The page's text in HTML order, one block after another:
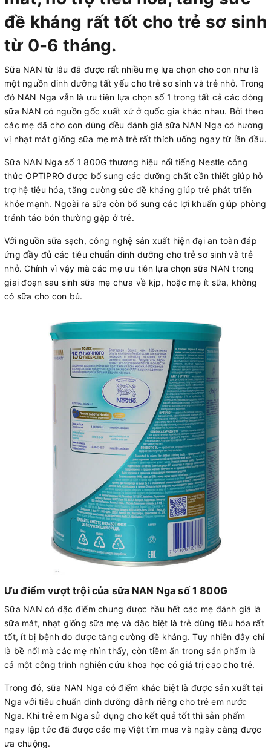
đề kháng rất tốt cho trẻ sơ sinh
từ 0-6 tháng.
Sữa NAN từ lâu đã được rất nhiều mẹ lựa chọn cho con như là
một nguồn dinh dưỡng tất yếu cho trẻ sơ sinh và trẻ nhỏ. Trong
đó NAN Nga vẫn là ưu tiên lựa chọn số 1 trong tất cả các dòng
sữa NAN có nguồn gốc xuất xứ ở quốc gia khác nhau. Bởi theo
các mẹ đã cho con dùng đều đánh giá sữa NAN Nga có hương
vị nhạt mát giống sữa mẹ mà trẻ rất thích uống ngay từ lần đầu.
Sữa NAN Nga số 1 800G thương hiệu nổi tiếng Nestle công
thức OPTIPRO được bổ sung các dưỡng chất cần thiết giúp hỗ
trợ hệ tiêu hóa, tăng cường sức đề kháng giúp trẻ phát triển
khỏe mạnh. Ngoài ra sữa còn bổ sung các lợi khuẩn giúp phòng
tránh táo bón thường gặp ở trẻ.
Với nguồn sữa sạch, công nghệ sản xuất hiện đại an toàn đáp
ứng đầy đủ các tiêu chuẩn dinh dưỡng cho trẻ sơ sinh và trẻ
nhỏ. Chính vì vậy mà các mẹ ưu tiên lựa chọn sữa NAN trong
giai đoạn sau sinh sữa mẹ chưa về kịp, hoặc mẹ ít sữa, không
có sữa cho con bú.
Ưu điểm vượt trội của sữa NAN Nga số 1 800G
Sữa NAN có đặc điểm chung được hầu hết các mẹ đánh giá là
sữa mát, nhạt giống sữa mẹ và đặc biệt là trẻ dùng tiêu hóa rất
tốt, ít bị bệnh do được tăng cường đề kháng. Tuy nhiên đây chỉ
là bề nổi mà các mẹ nhìn thấy, còn tiềm ẩn trong sản phẩm là
cả một công trình nghiên cứu khoa học có giá trị cao cho trẻ.
Trong đó, sữa NAN Nga có điểm khác biệt là được sản xuất tại
Nga với tiêu chuẩn dinh dưỡng dành riêng cho trẻ em nước
Nga. Khi trẻ em Nga sử dụng cho kết quả tốt thì sản phẩm
ngay lập tức đã được các mẹ Việt tìm mua và ngày càng được
ưa chuộng.